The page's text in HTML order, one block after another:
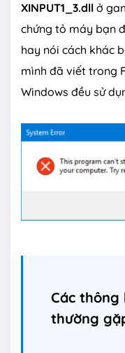
XINPUT1_3.dll ở
chứng tỏ máy bạn
hay nói cách khác
mình đã viết trong
Windows đều sử
Các thông
thường